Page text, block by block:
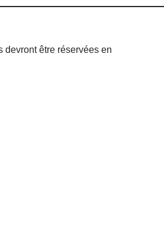
devront être réservées en